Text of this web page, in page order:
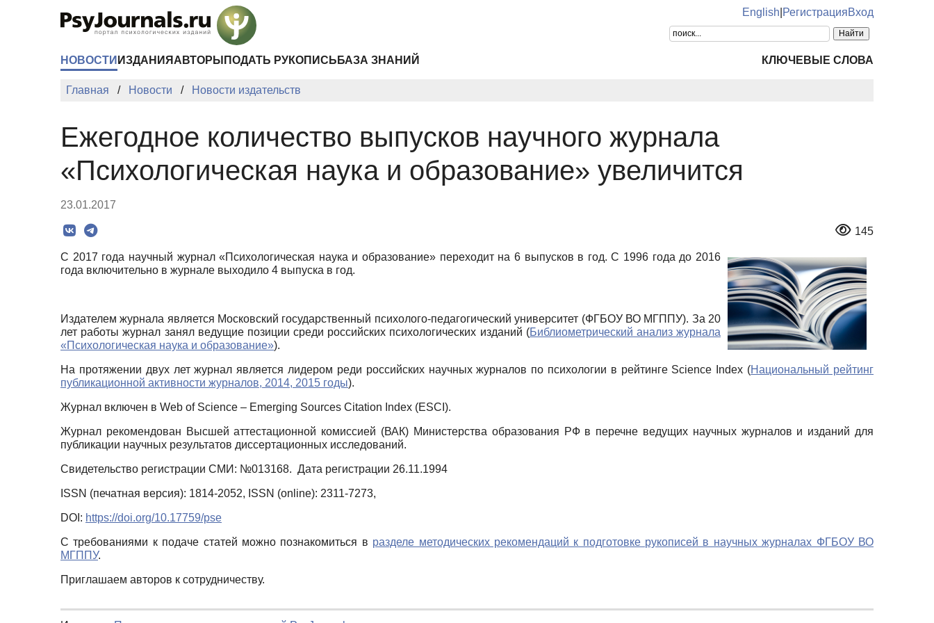
English РегистрацияВход
НОВОСТИ ИЗДАНИЯ АВТОРЫ ПОДАТЬ РУКОПИСЬ БАЗА ЗНАНИЙ КЛЮЧЕВЫЕ СЛОВА
Главная Новости Новости издательств
Ежегодное количество выпусков научного журнала
«Психологическая наука и образование» увеличится
23.01.2017
145
С 2017 года научный журнал «Психологическая наука и образование» переходит на 6 выпусков в год. С 1996 года до 2016
года включительно в журнале выходило 4 выпуска в год.
Издателем журнала является Московский государственный психолого-педагогический университет (ФГБОУ ВО МГППУ). За 20
лет работы журнал занял ведущие позиции среди российских психологических изданий (Библиометрический анализ журнала
«Психологическая наука и образование»).
На протяжении двух лет журнал является лидером реди российских научных журналов по психологии в рейтинге Science Index (Национальный рейтинг
публикационной активности журналов, 2014, 2015 годы).
Журнал включен в Web of Science – Emerging Sources Citation Index (ESCI).
Журнал рекомендован Высшей аттестационной комиссией (ВАК) Министерства образования РФ в перечне ведущих научных журналов и изданий для
публикации научных результатов диссертационных исследований.
Свидетельство регистрации СМИ: №013168. Дата регистрации 26.11.1994
ISSN (печатная версия): 1814-2052, ISSN (online): 2311-7273,
DOI: https://doi.org/10.17759/pse
С требованиями к подаче статей можно познакомиться в разделе методических рекомендаций к подготовке рукописей в научных журналах ФГБОУ ВО
МГППУ.
Приглашаем авторов к сотрудничеству.